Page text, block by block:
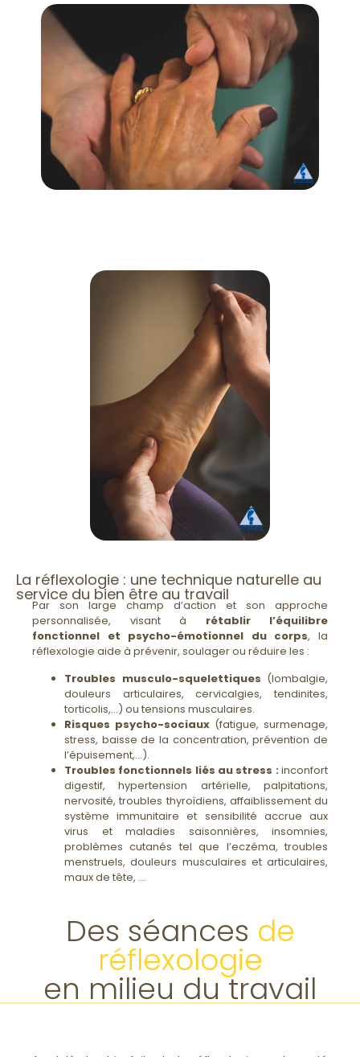
La réflexologie : une technique naturelle au
service du bien être au travail
Par son large champ d’action et son approche
personnalisée, visant à rétablir l’équilibre
fonctionnel et psycho-émotionnel du corps, la
réflexologie aide à prévenir, soulager ou réduire les :
Troubles musculo-squelettiques (lombalgie,
douleurs articulaires, cervicalgies, tendinites,
torticolis,…) ou tensions musculaires.
Risques psycho-sociaux (fatigue, surmenage,
stress, baisse de la concentration, prévention de
l’épuisement,…).
Troubles fonctionnels liés au stress :inconfort
digestif, hypertension artérielle, palpitations,
nervosité, troubles thyroïdiens, affaiblissement du
système immunitaire et sensibilité accrue aux
virus et maladies saisonnières, insomnies,
problèmes cutanés tel que l’eczéma, troubles
menstruels, douleurs musculaires et articulaires,
maux de tête, …
Des séances de
réflexologie
en milieu du travail